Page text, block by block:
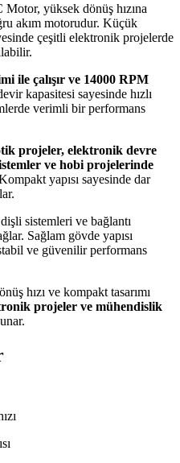
yüksek dönüş hızına
akım motorudur. Küçük
çeşitli elektronik projelerde
ile çalışır ve 14000 RPM
kapasitesi sayesinde hızlı
verimli bir performans
projeler, elektronik devre
ve hobi projelerinde
yapısı sayesinde dar
sistemleri ve bağlantı
Sağlam gövde yapısı
ve güvenilir performans
hızı ve kompakt tasarımı
projeler ve mühendislik